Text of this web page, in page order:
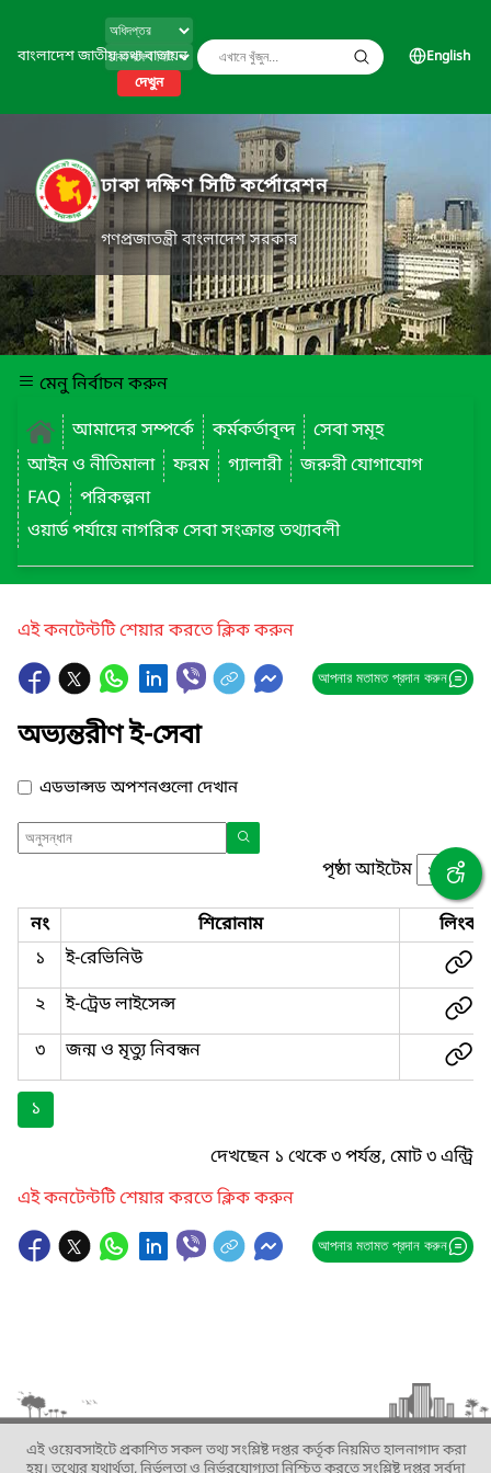
বাংলাদেশ জাতীয় তথ্য বাতায়ন
দেখুন
English
ঢাকা দক্ষিণ সিটি কর্পোরেশন
গণপ্রজাতন্ত্রী বাংলাদেশ সরকার
মেনু নির্বাচন করুন
আমাদের সম্পর্কে
কর্মকর্তাবৃন্দ
সেবা সমূহ
আইন ও নীতিমালা
ফরম গ্যালারী
জরুরী যোগাযোগ
FAQ
পরিকল্পনা
ওয়ার্ড পর্যায়ে নাগরিক সেবা সংক্রান্ত তথ্যাবলী
এই কনটেন্টটি শেয়ার করতে ক্লিক করুন
আপনার মতামত প্রদান করুন
অভ্যন্তরীণ ই-সেবা
এডভান্সড অপশনগুলো দেখান
পৃষ্ঠা আইটেম
নং শিরোনাম
লিংক
১
ই-রেভিনিউ
২
ই-ট্রেড লাইসেন্স
৩
জন্ম ও মৃত্যু নিবন্ধন
১
দেখছেন ১ থেকে ৩ পর্যন্ত, মোট ৩ এন্ট্রি
এই কনটেন্টটি শেয়ার করতে ক্লিক করুন
আপনার মতামত প্রদান করুন
এই ওয়েবসাইটে প্রকাশিত সকল তথ্য সংশ্লিষ্ট দপ্তর কর্তৃক নিয়মিত হালনাগাদ করা
হয়। তথ্যের যথার্থতা, নির্ভুলতা ও নির্ভরযোগ্যতা নিশ্চিত করতে সংশ্লিষ্ট দপ্তর সর্বদা